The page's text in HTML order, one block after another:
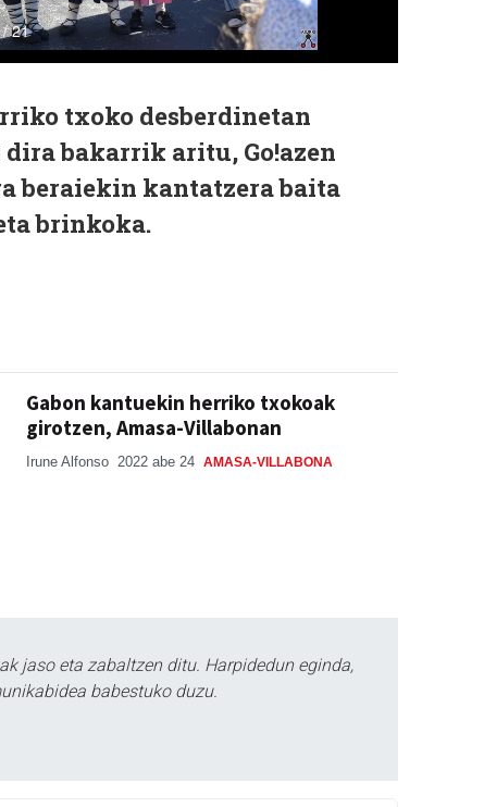
txoko desberdinetan
bakarrik aritu, Go!azen
beraiekin kantatzera baita
brinkoka.
Gabon kantuekin herriko txokoak
girotzen, Amasa-Villabonan
Irune Alfonso 2022 abe 24 AMASA-VILLABONA
jaso eta zabaltzen ditu. Harpidedun eginda,
babestuko duzu.